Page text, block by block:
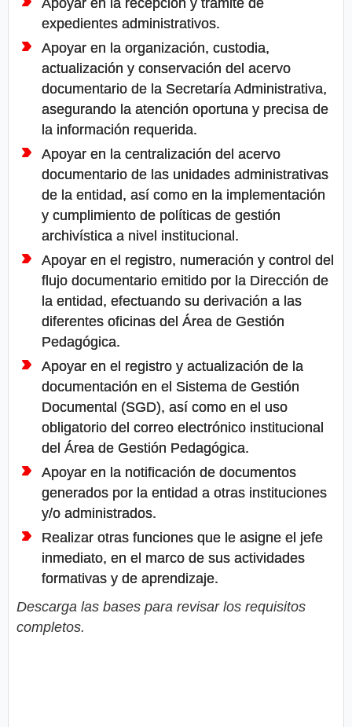
expedientes administrativos.
Apoyar en la organización, custodia,
actualización y conservación del acervo
documentario de la Secretaría Administrativa,
asegurando la atención oportuna y precisa de
la información requerida.
Apoyar en la centralización del acervo
documentario de las unidades administrativas
de la entidad, así como en la implementación
y cumplimiento de políticas de gestión
archivística a nivel institucional.
Apoyar en el registro, numeración y control del
flujo documentario emitido por la Dirección de
la entidad, efectuando su derivación a las
diferentes oficinas del Área de Gestión
Pedagógica.
Apoyar en el registro y actualización de la
documentación en el Sistema de Gestión
Documental (SGD), así como en el uso
obligatorio del correo electrónico institucional
del Área de Gestión Pedagógica.
Apoyar en la notificación de documentos
generados por la entidad a otras instituciones
y/o administrados.
Realizar otras funciones que le asigne el jefe
inmediato, en el marco de sus actividades
formativas y de aprendizaje.
Descarga las bases para revisar los requisitos
completos.